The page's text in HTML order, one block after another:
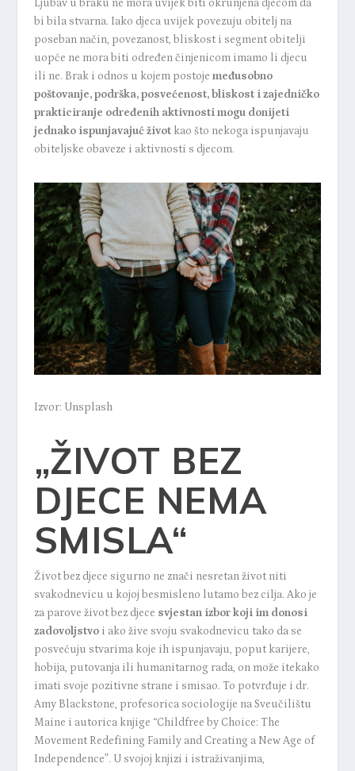
Ljubav u braku ne mora uvijek biti okrunjena djecom da
bi bila stvarna. Iako djeca uvijek povezuju obitelj na
poseban način, povezanost, bliskost i segment obitelji
uopće ne mora biti određen činjenicom imamo li djecu
ili ne. Brak i odnos u kojem postoje međusobno
poštovanje, podrška, posvećenost, bliskost i zajedničko
prakticiranje određenih aktivnosti mogu donijeti
jednako ispunjavajuć životkao što nekoga ispunjavaju
obiteljske obaveze i aktivnosti s djecom.
Izvor: Unsplash
„ŽIVOT BEZ
DJECE NEMA
SMISLA“
Život bez djece sigurno ne znači nesretan život niti
svakodnevicu u kojoj besmisleno lutamo bez cilja. Ako je
za parove život bez djece svjestan izbor koji im donosi
zadovoljstvoi ako žive svoju svakodnevicu tako da se
posvećuju stvarima koje ih ispunjavaju, poput karijere,
hobija, putovanja ili humanitarnog rada, on može itekako
imati svoje pozitivne strane i smisao. To potvrđuje i dr.
Amy Blackstone, profesorica sociologije na Sveučilištu
Maine i autorica knjige “Childfree by Choice: The
Movement Redefining Family and Creating a New Age of
Independence”. U svojoj knjizi i istraživanjima,